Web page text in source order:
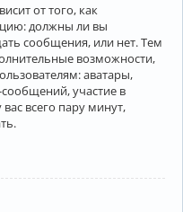
от того, как
должны ли вы
сообщения, или нет. Тем
возможности,
аватары,
участие в
вас всего пару минут,